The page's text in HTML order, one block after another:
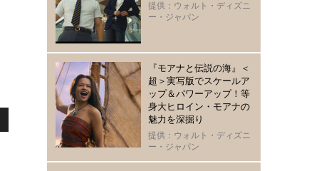
提供：ウォルト・ディズニ
ー・ジャパン
『モアナと伝説の海』＜
超＞実写版でスケールア
ップ＆パワーアップ！等
身大ヒロイン・モアナの
魅力を深掘り
提供：ウォルト・ディズニ
ー・ジャパン